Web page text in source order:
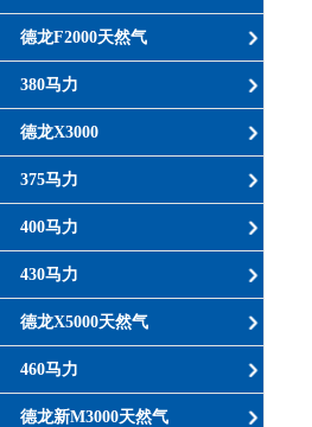
德龙F2000天然气
380马力
德龙X3000
375马力
400马力
430马力
德龙X5000天然气
460马力
德龙新M3000天然气